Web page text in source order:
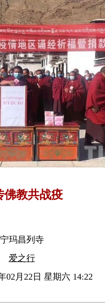
佛教共战疫
宁玛昌列寺
爱之行
02月22日 星期六 14:22